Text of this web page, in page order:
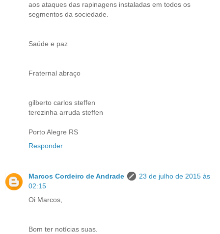
aos ataques das rapinagens instaladas em todos os
segmentos da sociedade.
Saúde e paz
Fraternal abraço
gilberto carlos steffen
terezinha arruda steffen
Porto Alegre RS
Responder
Marcos Cordeiro de Andrade
23 de julho de 2015 às
02:15
Oi Marcos,
Bom ter notícias suas.